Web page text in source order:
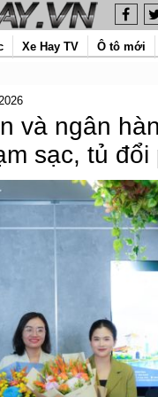
Xe Hay TV Ô tô mới
và ngân
sạc, tủ đổi